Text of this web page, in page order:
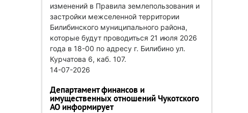
изменений в Правила землепользования и
застройки межселенной территории
Билибинского муниципального района,
которые будут проводиться 21 июля 2026
года в 18-00 по адресу г. Билибино ул.
Курчатова 6, каб. 107.
14-07-2026
Департамент финансов и
имущественных отношений Чукотского
АО информирует